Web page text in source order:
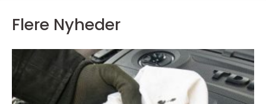
Flere Nyheder